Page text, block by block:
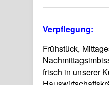
Verpflegung:
Frühstück,
frisch in unserer